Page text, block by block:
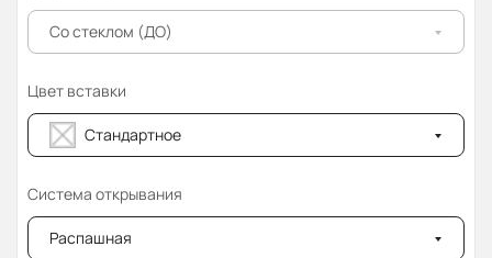
Со стеклом (ДО)
Цвет вставки
Стандартное
Система открывания
Распашная